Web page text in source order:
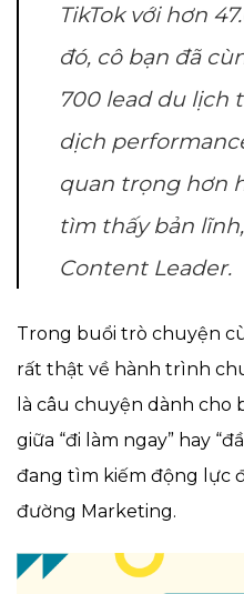
TikTok với hơn
đó, cô bạn đã
700 lead du lịch
dịch
quan trọng hơn
tìm thấy bản
Content Leader.
Trong buổi trò chuyện
rất thật về hành trình
là câu chuyện dành cho
giữa “đi làm ngay” hay
đang tìm kiếm động lực
đường Marketing.